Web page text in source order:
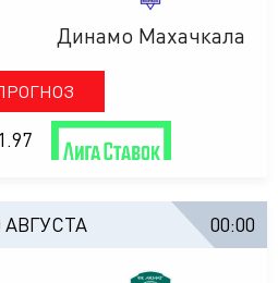
Динамо Махачкала
1.97
АВГУСТА 00:00